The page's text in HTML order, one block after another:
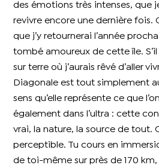
des émotions très intenses, que
revivre encore une dernière fois.
que j’y retournerai l’année
tombé amoureux de cette île.
sur terre où j’aurais rêvé d’aller
Diagonale est tout simplement
sens qu’elle représente ce que
également dans l’ultra : cette
vrai, la nature, la source de tout.
perceptible. Tu cours en
de toi-même sur près de 170 km,